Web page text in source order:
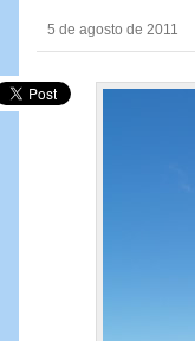
5 de agosto de 2011